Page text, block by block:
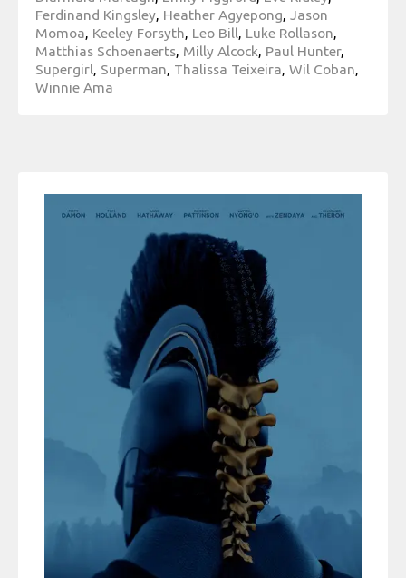
Ferdinand Kingsley, Heather Agyepong, Jason
Momoa, Keeley Forsyth, Leo Bill, Luke Rollason,
Matthias Schoenaerts, Milly Alcock, Paul Hunter,
Supergirl, Superman, Thalissa Teixeira, Wil Coban,
Winnie Ama